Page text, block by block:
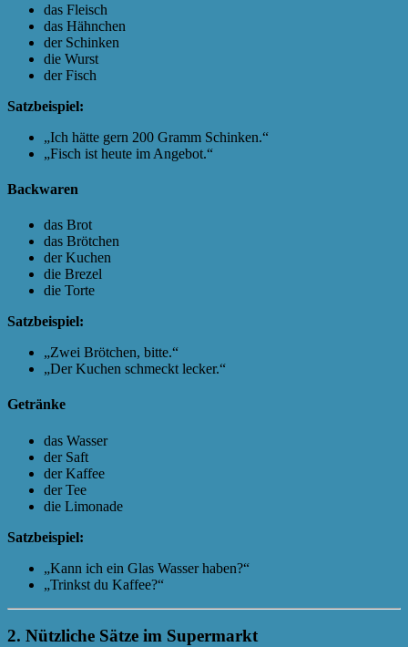
das Fleisch
das Hähnchen
der Schinken
die Wurst
der Fisch
Satzbeispiel:
„Ich hätte gern 200 Gramm Schinken.“
„Fisch ist heute im Angebot.“
Backwaren
das Brot
das Brötchen
der Kuchen
die Brezel
die Torte
Satzbeispiel:
„Zwei Brötchen, bitte.“
„Der Kuchen schmeckt lecker.“
Getränke
das Wasser
der Saft
der Kaffee
der Tee
die Limonade
Satzbeispiel:
„Kann ich ein Glas Wasser haben?“
„Trinkst du Kaffee?“
2. Nützliche Sätze im Supermarkt